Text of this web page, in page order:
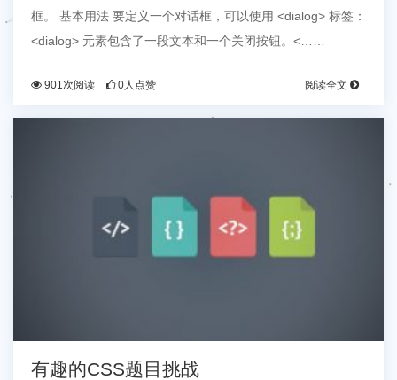
框。 基本用法 要定义一个对话框，可以使用 <dialog> 标签：
<dialog> 元素包含了一段文本和一个关闭按钮。<……
901次阅读 0人点赞 阅读全文
有趣的CSS题目挑战